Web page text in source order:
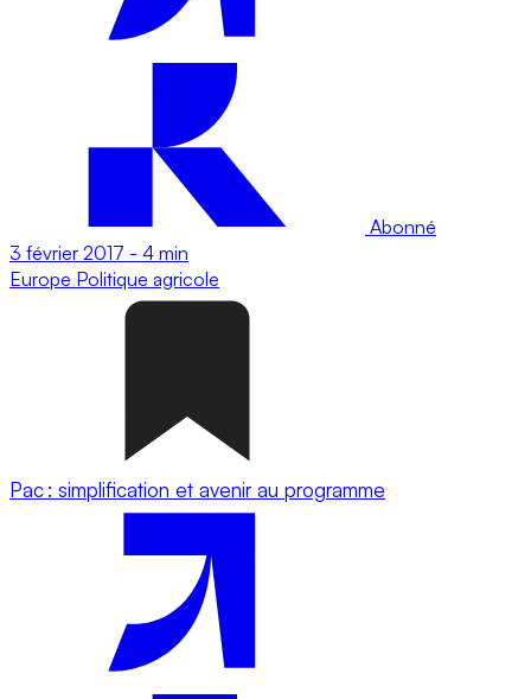
Abonné
3 février 2017 - 4 min
Europe Politique agricole
Pac : simplification et avenir au programme